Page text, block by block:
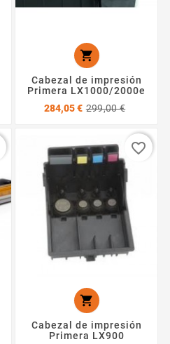

Cabezal de impresión
Primera LX1000/2000e
284,05 € 299,00 €

Cabezal de impresión
Primera LX900
favorite_border